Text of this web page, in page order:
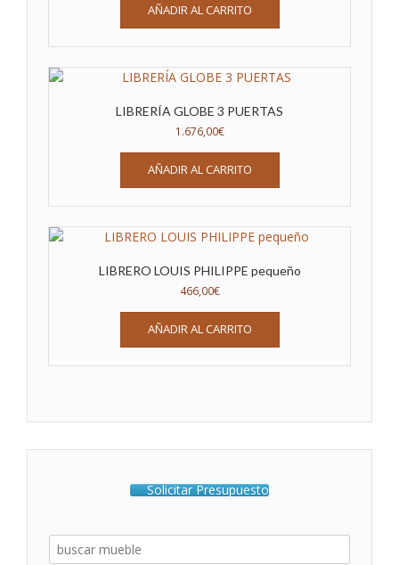
AÑADIR AL CARRITO
LIBRERÍA GLOBE 3 PUERTAS
1.676,00€
AÑADIR AL CARRITO
LIBRERO LOUIS PHILIPPE pequeño
466,00€
AÑADIR AL CARRITO
Solicitar Presupuesto